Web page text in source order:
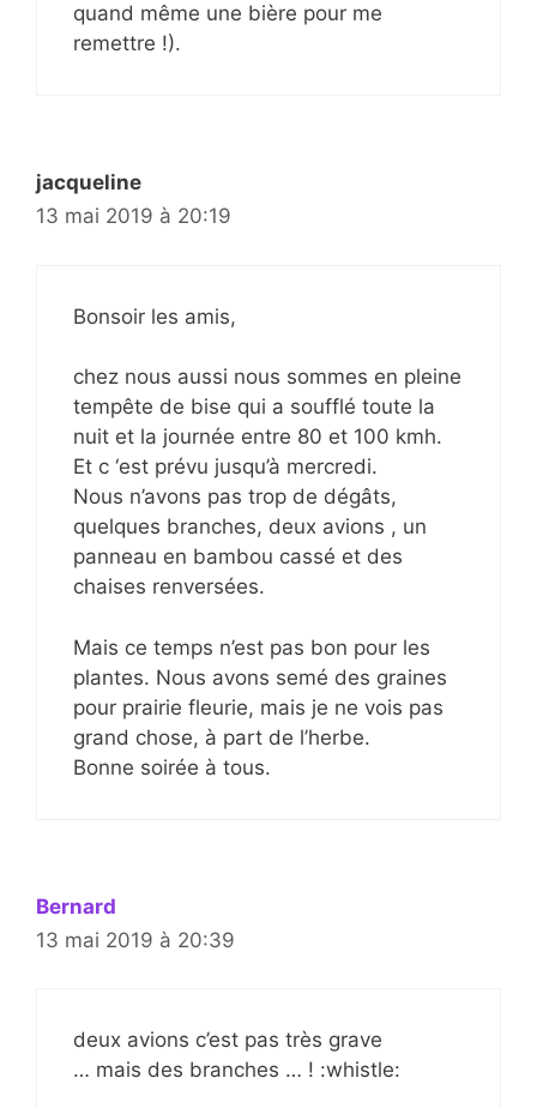
quand même une bière pour me
remettre !).
jacqueline
13 mai 2019 à 20:19
Bonsoir les amis,
chez nous aussi nous sommes en pleine
tempête de bise qui a soufflé toute la
nuit et la journée entre 80 et 100 kmh.
Et c ‘est prévu jusqu’à mercredi.
Nous n’avons pas trop de dégâts,
quelques branches, deux avions , un
panneau en bambou cassé et des
chaises renversées.
Mais ce temps n’est pas bon pour les
plantes. Nous avons semé des graines
pour prairie fleurie, mais je ne vois pas
grand chose, à part de l’herbe.
Bonne soirée à tous.
Bernard
13 mai 2019 à 20:39
deux avions c’est pas très grave
… mais des branches … ! :whistle: